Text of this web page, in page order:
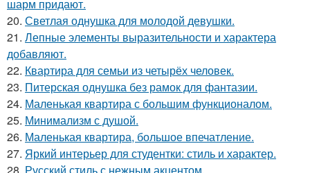
шарм придают.
20. Светлая однушка для молодой девушки.
21. Лепные элементы выразительности и характера
добавляют.
22. Квартира для семьи из четырёх человек.
23. Питерская однушка без рамок для фантазии.
24. Маленькая квартира с большим функционалом.
25. Минимализм с душой.
26. Маленькая квартира, большое впечатление.
27. Яркий интерьер для студентки: стиль и характер.